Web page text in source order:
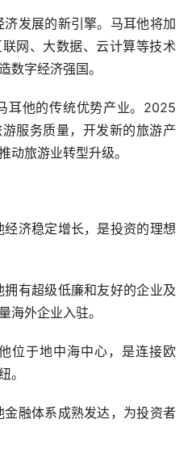
济发展的新引擎。马耳他将加
网、大数据、云计算等技术
数字经济强国。
耳他的传统优势产业。2025
服务质量，开发新的旅游产
动旅游业转型升级。
济稳定增长，是投资的理想
有超级低廉和友好的企业及
海外企业入驻。
位于地中海中心，是连接欧
。
融体系成熟发达，为投资者